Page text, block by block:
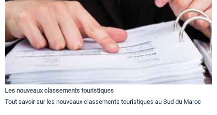
Les nouveaux classements touristiques
Tout savoir sur les nouveaux classements touristiques au Sud du Maroc